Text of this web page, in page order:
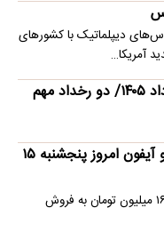
دیپلماتیک با کشورهای
آمریکا…
تحلیل قیمت طلا در هفته میانی مرداد ۱۴۰۵/ دو رخداد مهم
قیمت گوشی سامسونگ، شیائومی و آیفون امروز پنجشنبه ۱۵
ارزان‌ترین گوشی اپل در بازار موبایل با قیمت ۱۶۰ میلیون تومان به فروش